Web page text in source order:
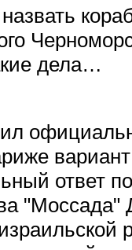
дела…
ответ
"Моссада"